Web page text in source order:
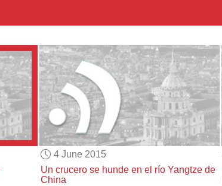
4 June 2015
Un crucero se hunde en el río Yangtze de
China